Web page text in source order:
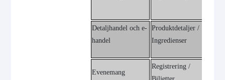
Detaljhandel och e-
handel
Produktdetaljer /
Ingredienser
Evenemang
Registrering /